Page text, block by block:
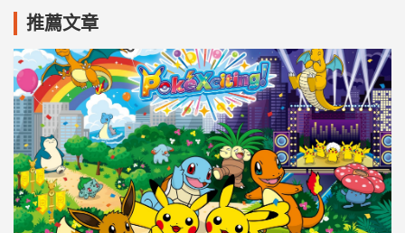
分
頁
推薦文章